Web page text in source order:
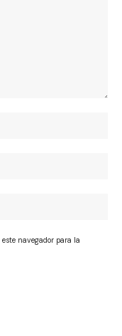
navegador para la